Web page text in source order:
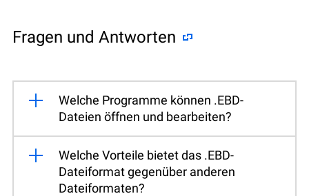
Fragen und Antworten
Welche Programme können .EBD-
Dateien öffnen und bearbeiten?
Welche Vorteile bietet das .EBD-
Dateiformat gegenüber anderen
Dateiformaten?